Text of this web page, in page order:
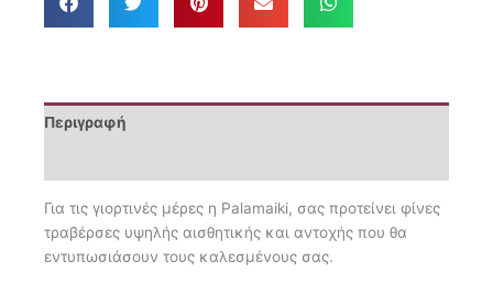
Περιγραφή
Για τις γιορτινές μέρες η Palamaiki, σας προτείνει φίνες
τραβέρσες υψηλής αισθητικής και αντοχής που θα
εντυπωσιάσουν τους καλεσμένους σας.